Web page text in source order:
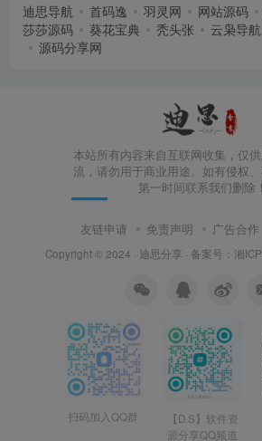
迪思导航 首码逸 羽灵网 网站源码
莎莎源码
葵花宝典 秃头张 云枭导航
源码分享网
本站所有内容来自互联网收集，仅
流，请勿用于商业用途。如有侵权
第一时间联系我们删除！
友链申请 免责声明 广告合作
Copyright © 2024 · 迪思分享 · 备案号： 湘
扫码加入QQ群
【D.S】软件资
源分享QQ频道